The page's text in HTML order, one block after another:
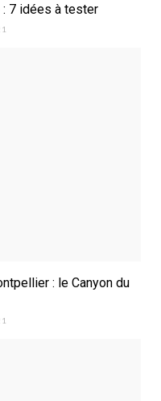
7 idées à tester
: le Canyon du